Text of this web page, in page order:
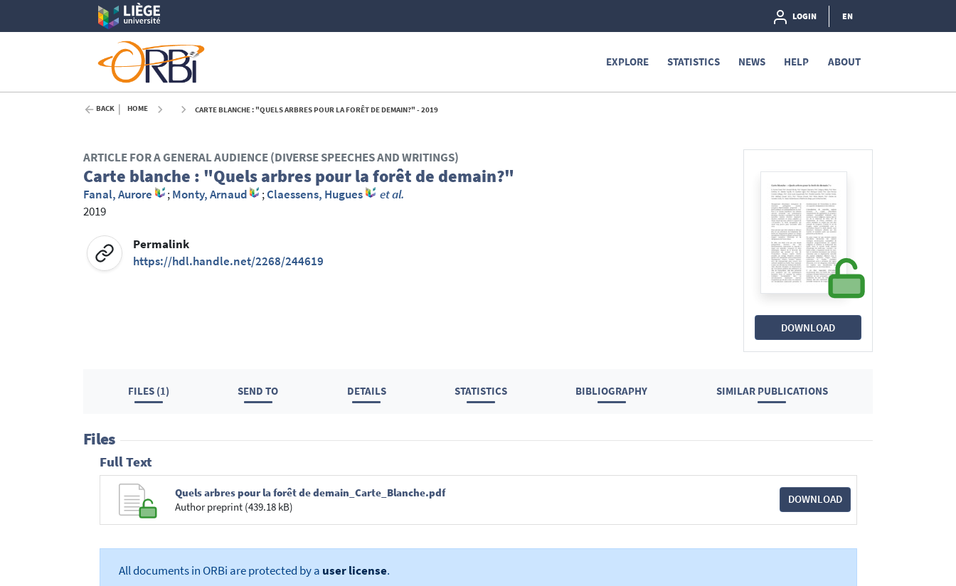
LOGIN EN
EXPLORE STATISTICS NEWS HELP ABOUT
BACK HOME CARTE BLANCHE : "QUELS ARBRES POUR LA FORÊT DE DEMAIN?" - 2019
DOWNLOAD
ARTICLE FOR A GENERAL AUDIENCE (DIVERSE SPEECHES AND WRITINGS)
Carte blanche : "Quels arbres pour la forêt de demain?"
Fanal, Aurore ;Monty, Arnaud ;Claessens, Hugues
et al.
2019
Permalink
https://hdl.handle.net/2268/244619
FILES (1) SEND TO DETAILS STATISTICS BIBLIOGRAPHY SIMILAR PUBLICATIONS
Files
Full Text
Quels arbres pour la forêt de demain_Carte_Blanche.pdf
Author preprint (439.18 kB)
DOWNLOAD
All documents in ORBi are protected by a user license.